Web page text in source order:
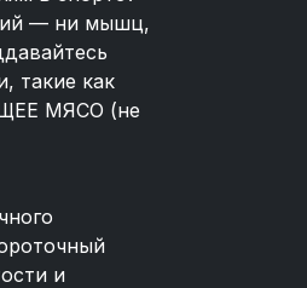
— ни мышц,
такие как
МЯСО (не
и